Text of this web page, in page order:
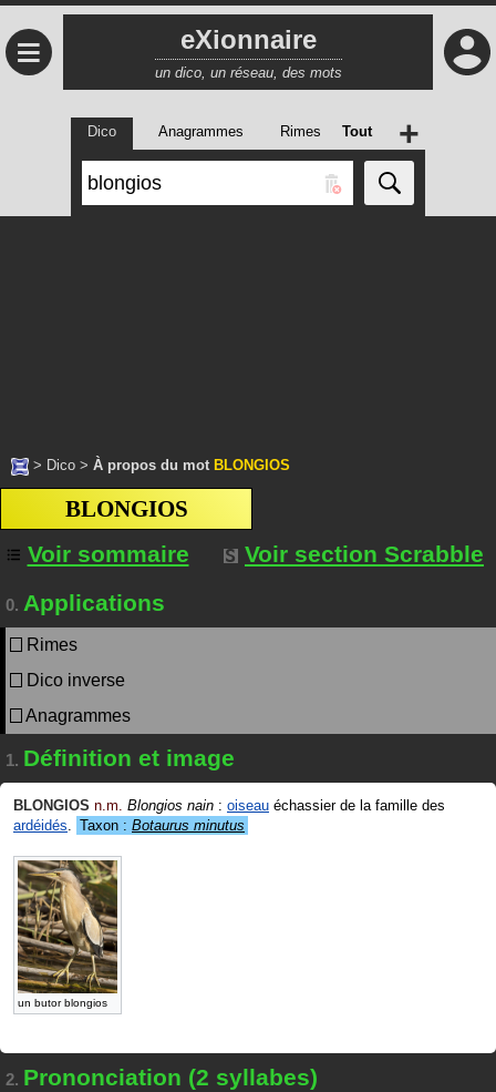
≡ eXionnaire
un dico, un réseau, des mots
Dico Anagrammes Rimes Tout +
> Dico > À propos du mot BLONGIOS
BLONGIOS
Voir sommaire
Voir section Scrabble
0. Applications
Rimes
Dico inverse
Anagrammes
1. Définition et image
BLONGIOS n.m. Blongios nain : oiseau échassier de la famille des
ardéidés. Taxon : Botaurus minutus
un butor blongios
2. Prononciation (2 syllabes)